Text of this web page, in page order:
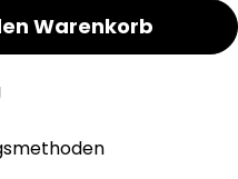
verringern
Flächenvorhang
Warenkorb